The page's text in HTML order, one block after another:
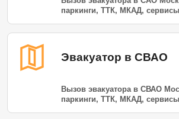
паркинги, ТТК, МКАД,
Эвакуатор в СВАО
Вызов эвакуатора в СВАО
паркинги, ТТК, МКАД,